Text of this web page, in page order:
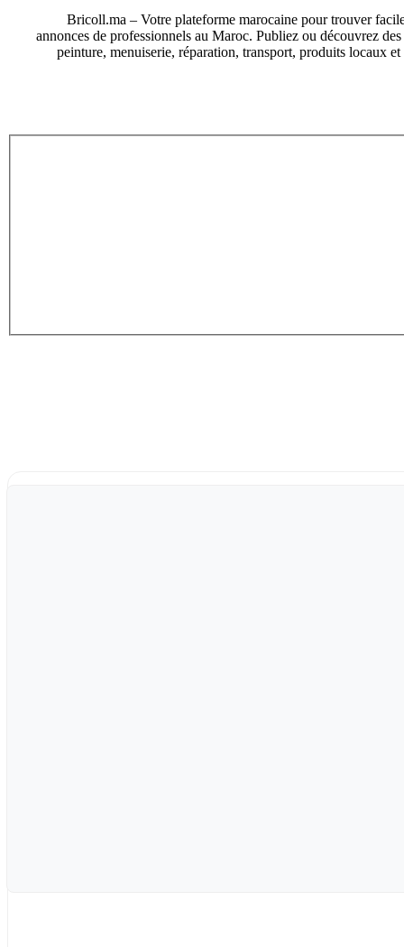
Bricoll.ma – Votre plateforme marocaine pour trouver
annonces de professionnels au Maroc. Publiez ou découvrez
peinture, menuiserie, réparation, transport, produits locaux